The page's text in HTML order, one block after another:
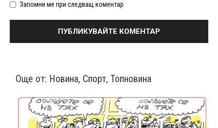
Запомни ме при следващ коментар
Още от: Новина, Спорт, Топновина